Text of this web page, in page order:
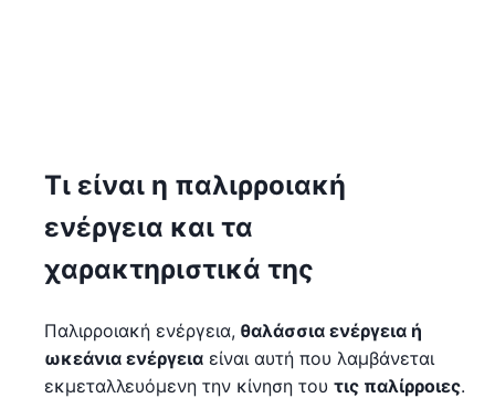
Τι είναι η παλιρροιακή
ενέργεια και τα
χαρακτηριστικά της
Παλιρροιακή ενέργεια, θαλάσσια ενέργεια ή
ωκεάνια ενέργεια είναι αυτή που λαμβάνεται
εκμεταλλευόμενη την κίνηση του τις παλίρροιες.